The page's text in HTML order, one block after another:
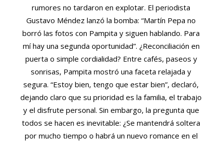
rumores no tardaron en explotar. El periodista
Gustavo Méndez lanzó la bomba: “Martín Pepa no
borró las fotos con Pampita y siguen hablando. Para
mí hay una segunda oportunidad”. ¿Reconciliación en
puerta o simple cordialidad? Entre cafés, paseos y
sonrisas, Pampita mostró una faceta relajada y
segura. “Estoy bien, tengo que estar bien”, declaró,
dejando claro que su prioridad es la familia, el trabajo
y el disfrute personal. Sin embargo, la pregunta que
todos se hacen es inevitable: ¿Se mantendrá soltera
por mucho tiempo o habrá un nuevo romance en el